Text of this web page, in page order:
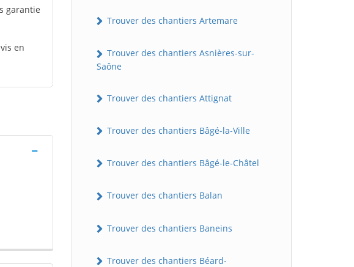
garantie
en
Trouver des chantiers Artemare
Trouver des chantiers Asnières-sur-
Saône
Trouver des chantiers Attignat
Trouver des chantiers Bâgé-la-Ville
Trouver des chantiers Bâgé-le-Châtel
Trouver des chantiers Balan
Trouver des chantiers Baneins
Trouver des chantiers Béard-